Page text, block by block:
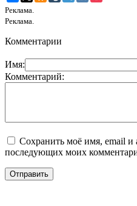
Реклама.
Реклама.
Комментарии
Имя:
Комментарий:
Сохранить моё имя, email и
последующих моих